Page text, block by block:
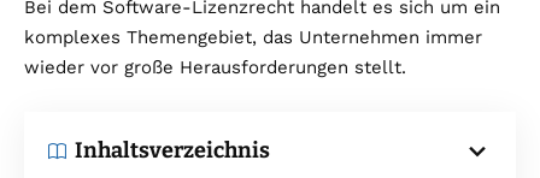
Bei dem Software-Lizenzrecht handelt es sich um ein
komplexes Themengebiet, das Unternehmen immer
wieder vor große Herausforderungen stellt.
Inhaltsverzeichnis